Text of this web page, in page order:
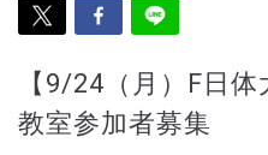
【9/24（月）F日
教室参加者募集